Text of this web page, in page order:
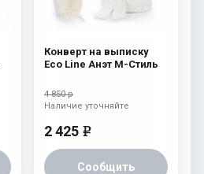
Конверт на выписку
Eco Line Анэт M-Стиль
4 850 р
2 425 e
Сообщить
Наличие уточняйте